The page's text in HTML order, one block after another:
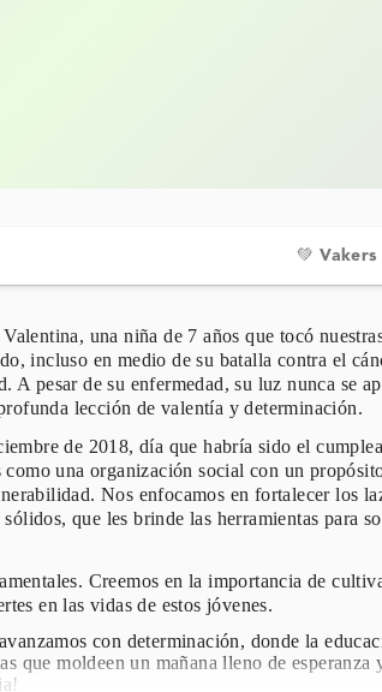
💚 Vakers
una niña de 7 años que tocó
incluso en medio de su batalla contra el
A pesar de su enfermedad, su luz nunca se
lección de valentía y determinación.
de 2018, día que habría sido el
una organización social con un
Nos enfocamos en fortalecer los
que les brinde las herramientas para
Creemos en la importancia de
en las vidas de estos jóvenes.
con determinación, donde la
que moldeen un mañana lleno de esperanza